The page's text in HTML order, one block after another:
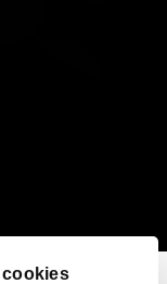
cookies